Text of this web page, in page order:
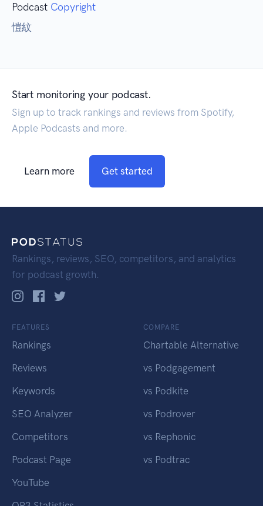
Podcast Copyright
愷紋
Start monitoring your podcast.
Sign up to track rankings and reviews from Spotify,
Apple Podcasts and more.
Learn more Get started
Rankings, reviews, SEO, competitors, and analytics
for podcast growth.
FEATURES
Rankings
Reviews
Keywords
SEO Analyzer
Competitors
Podcast Page
YouTube
COMPARE
Chartable Alternative
vs Podgagement
vs Podkite
vs Podrover
vs Rephonic
vs Podtrac